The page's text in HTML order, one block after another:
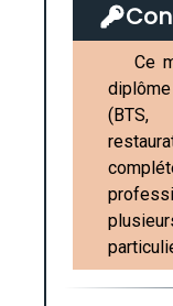
Ce
(BTS,